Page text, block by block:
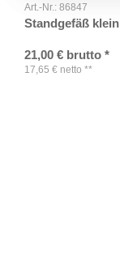
Art.-Nr.: 86847
Standgefäß klein
21,00 € brutto *
17,65 € netto **